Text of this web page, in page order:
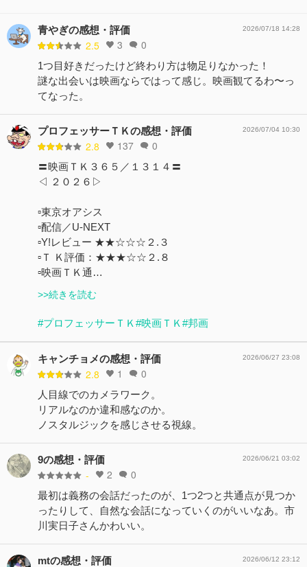
青やぎの感想・評価
2.5 3 0
2026/07/18 14:28
1つ目好きだったけど終わり方は物足りなかった！
謎な出会いは映画ならではって感じ。映画観てるわ〜っ
てなった。
プロフェッサーＴＫの感想・評価
2.8 137 0
2026/07/04 10:30
〓映画ＴＫ３６５／１３１４〓
◁ ２０２６▷
▫東京オアシス
▫配信／U-NEXT
▫️Y!レビュー ★★☆☆☆２.３
▫️Ｔ Ｋ評価：★★★☆☆２.８
▫️映画ＴＫ通…
>>続きを読む
#プロフェッサーＴＫ #映画ＴＫ #邦画
キャンチョメの感想・評価
2.8 1 0
2026/06/27 23:08
人目線でのカメラワーク。
リアルなのか違和感なのか。
ノスタルジックを感じさせる視線。
9の感想・評価
- 2 0
2026/06/21 03:02
最初は義務の会話だったのが、1つ2つと共通点が見つか
ったりして、自然な会話になっていくのがいいなあ。市
川実日子さんかわいい。
mtの感想・評価 2026/06/12 23:12